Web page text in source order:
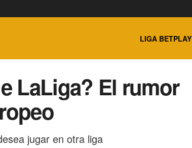
LIGA BETPLAY
LaLiga? El rumor
jugar en otra liga